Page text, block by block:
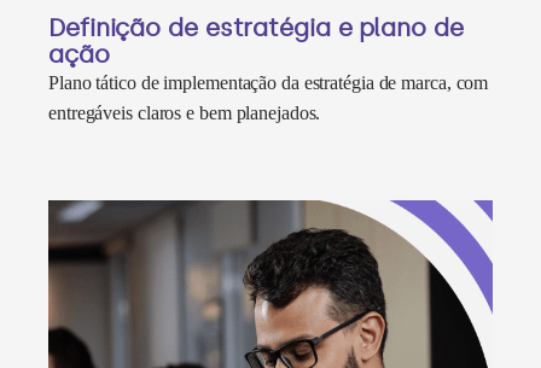
Definição de estratégia e plano de
ação
Plano tático de implementação da estratégia de marca, com
entregáveis claros e bem planejados.